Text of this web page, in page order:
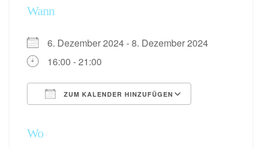
Wann
6. Dezember 2024 - 8. Dezember 2024
16:00 - 21:00
ZUM KALENDER HINZUFÜGEN
Wo